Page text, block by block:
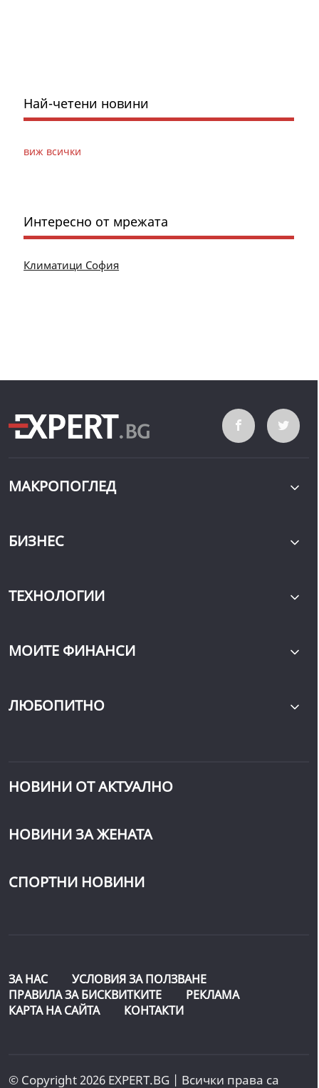
Най-четени новини
виж всички
Интересно от мрежата
Климатици София
МАКРОПОГЛЕД
БИЗНЕС
ТЕХНОЛОГИИ
МОИТЕ ФИНАНСИ
ЛЮБОПИТНО
НОВИНИ ОТ АКТУАЛНО
НОВИНИ ЗА ЖЕНАТА
СПОРТНИ НОВИНИ
ЗА НАС
УСЛОВИЯ ЗА ПОЛЗВАНЕ
ПРАВИЛА ЗА БИСКВИТКИТЕ
РЕКЛАМА
КАРТА НА САЙТА
КОНТАКТИ
© Copyright 2026 EXPERT.BG | Всички права са